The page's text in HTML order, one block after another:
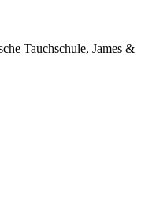
Tauchschule, James &